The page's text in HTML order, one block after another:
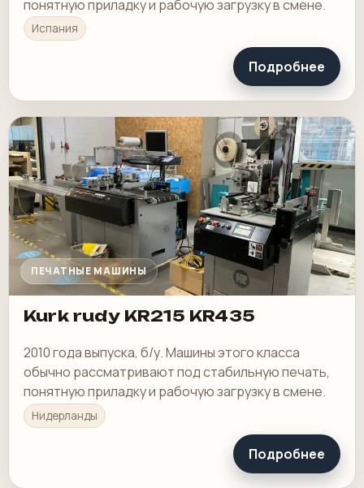
понятную приладку и рабочую загрузку в смене.
Испания
Подробнее
ПЕЧАТНЫЕ МАШИНЫ
Kurk rudy KR215 KR435
2010 года выпуска, б/у. Машины этого класса
обычно рассматривают под стабильную печать,
понятную приладку и рабочую загрузку в смене.
Нидерланды
Подробнее